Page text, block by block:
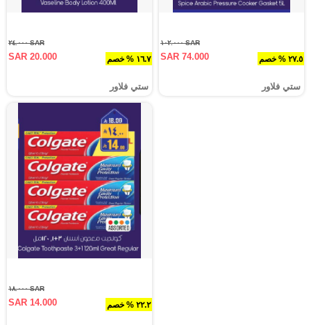
٢٧.٥ % خصم
SAR ١٠٢.٠٠٠
SAR 74.000
ستي فلاور
١٦.٧ % خصم
SAR ٢٤.٠٠٠
SAR 20.000
ستي فلاور
٢٢.٢ % خصم
SAR ١٨.٠٠٠
SAR 14.000